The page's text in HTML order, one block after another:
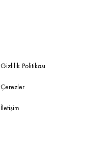
Gizlilik Politikası
Çerezler
İletişim